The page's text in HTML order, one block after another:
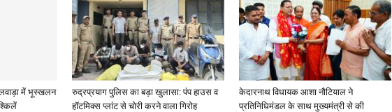
में भूस्खलन
रुद्रप्रयाग पुलिस का बड़ा खुलासा: पंप हाउस व
हॉटमिक्स प्लांट से चोरी करने वाला गिरोह
केदारनाथ विधायक आशा नौटियाल ने
प्रतिनिधिमंडल के साथ मुख्यमंत्री से की